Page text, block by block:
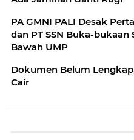
PA GMNI PALI Desak
dan PT SSN Buka-bukaan
Bawah UMP
Dokumen Belum
Cair